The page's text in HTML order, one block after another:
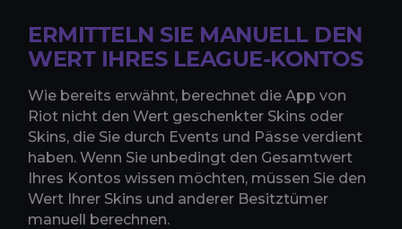
ERMITTELN SIE MANUELL DEN
WERT IHRES LEAGUE-KONTOS
Wie bereits erwähnt, berechnet die App von
Riot nicht den Wert geschenkter Skins oder
Skins, die Sie durch Events und Pässe verdient
haben. Wenn Sie unbedingt den Gesamtwert
Ihres Kontos wissen möchten, müssen Sie den
Wert Ihrer Skins und anderer Besitztümer
manuell berechnen.